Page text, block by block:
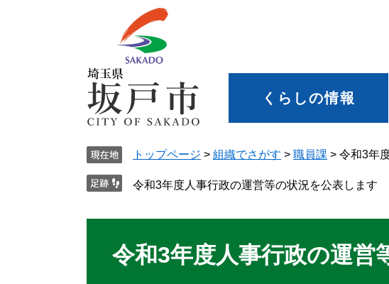
くらしの情報
トップページ > 組織でさがす > 職員課 > 令和3年
令和3年度人事行政の運営等の状況を公表します
令和3年度人事行政の運営